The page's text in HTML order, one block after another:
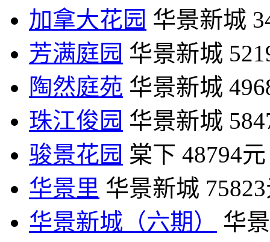
加拿大花园 华景新城
芳满庭园 华景新城
陶然庭苑 华景新城
珠江俊园 华景新城
骏景花园 棠下 48794元
华景里 华景新城
华景新城（六期）
华